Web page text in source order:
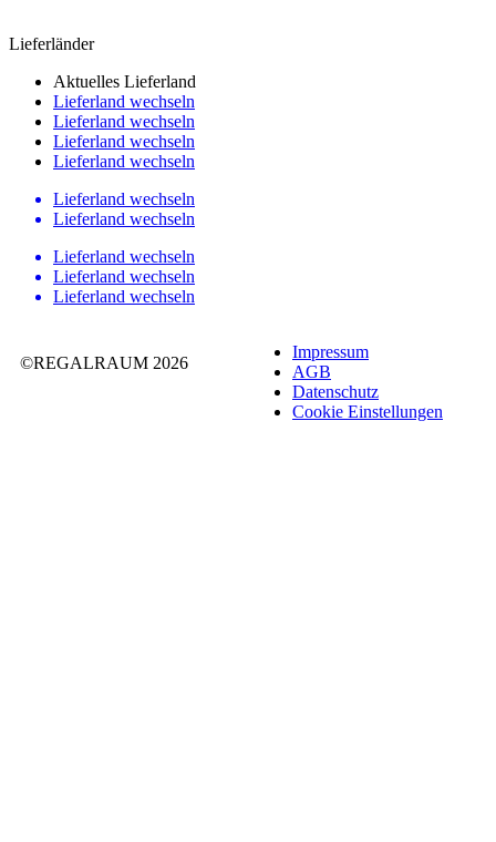
Lieferländer
Aktuelles Lieferland
Lieferland wechseln
Lieferland wechseln
Lieferland wechseln
Lieferland wechseln
Lieferland wechseln
Lieferland wechseln
Lieferland wechseln
Lieferland wechseln
Lieferland wechseln
©REGALRAUM 2026
Impres­sum
AGB
Daten­schutz
Cookie Einstel­lungen